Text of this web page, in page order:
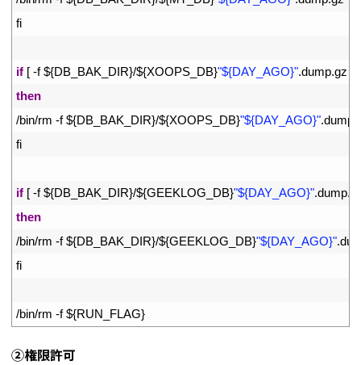
fi
if [ -f ${DB_BAK_DIR}/${XOOPS_DB}"${DAY_AGO}".dump.gz
then
/bin/rm -f ${DB_BAK_DIR}/${XOOPS_DB}"${DAY_AGO}".dump
fi
if [ -f ${DB_BAK_DIR}/${GEEKLOG_DB}"${DAY_AGO}".dump.
then
/bin/rm -f ${DB_BAK_DIR}/${GEEKLOG_DB}"${DAY_AGO}".
fi
/bin/rm -f ${RUN_FLAG}
➁権限許可